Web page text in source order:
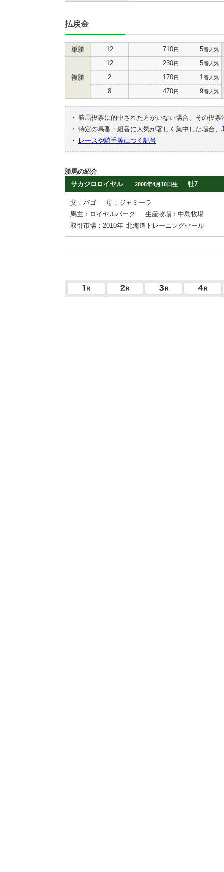
払戻金
単勝 12 710円 5番人気
複勝
12 230円 5番人気
2 170円 1 番人気
8 470円 9番人気
・
勝馬投票に的中された方がいない場合、その投
・ 特定の馬番・組番に人気が著しく集中した場合、
・
レースや騎手等につく記号
勝馬の紹介
サカジロロイヤル
2008年4月10日生 牡7
父：バゴ
母：ジャミーラ
馬主：ロイヤルパーク
生産牧場：中島牧場
取引市場：2010年 北海道トレーニングセール